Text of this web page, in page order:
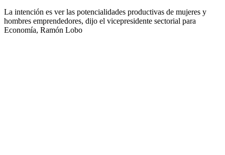
La intención es ver las potencialidades productivas de mujeres y
hombres emprendedores, dijo el vicepresidente sectorial para
Economía, Ramón Lobo